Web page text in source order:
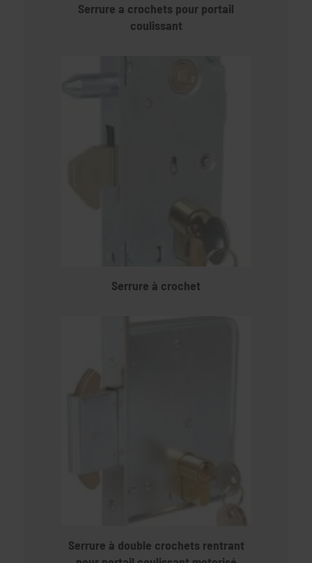
Serrure a crochets pour portail
coulissant
Serrure à crochet
Serrure à double crochets rentrant